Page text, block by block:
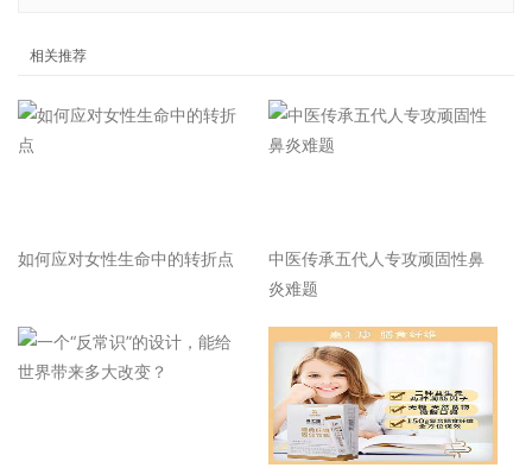
相关推荐
如何应对女性生命中的转折点
中医传承五代人专攻顽固性鼻
炎难题